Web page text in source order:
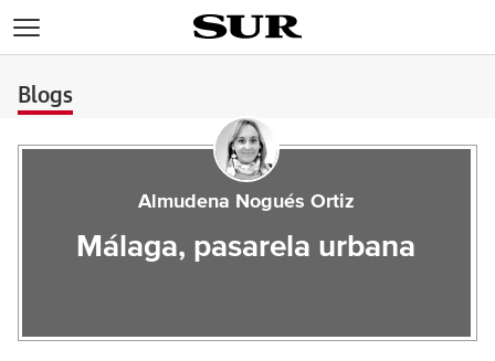
Blogs
Almudena Nogués Ortiz
Málaga, pasarela urbana